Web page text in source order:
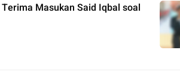
Masukan Said Iqbal soal